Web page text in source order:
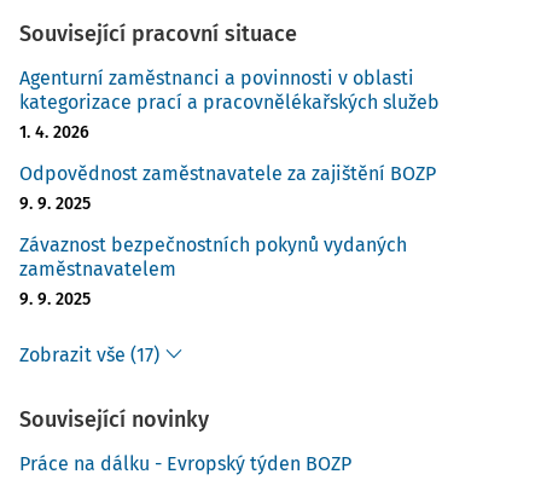
Související pracovní situace
Agenturní zaměstnanci a povinnosti v oblasti
kategorizace prací a pracovnělékařských služeb
1. 4. 2026
Odpovědnost zaměstnavatele za zajištění BOZP
9. 9. 2025
Závaznost bezpečnostních pokynů vydaných
zaměstnavatelem
9. 9. 2025
Zobrazit vše (17)
Související novinky
Práce na dálku - Evropský týden BOZP